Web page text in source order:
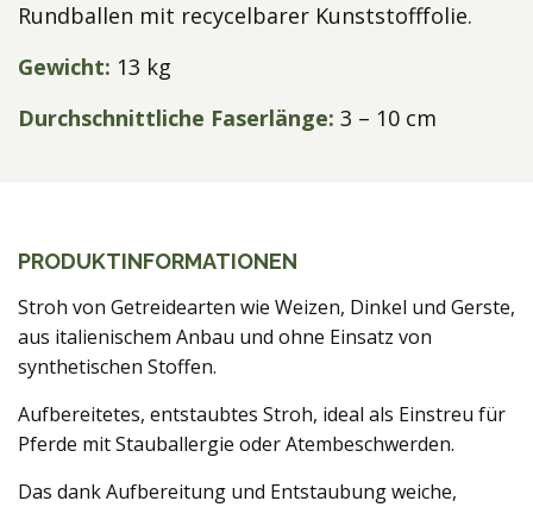
Rundballen mit recycelbarer Kunststofffolie.
Gewicht: 13 kg
Durchschnittliche Faserlänge: 3 – 10 cm
PRODUKTINFORMATIONEN
Stroh von Getreidearten wie Weizen, Dinkel und Gerste,
aus italienischem Anbau und ohne Einsatz von
synthetischen Stoffen.
Aufbereitetes, entstaubtes Stroh, ideal als Einstreu für
Pferde mit Stauballergie oder Atembeschwerden.
Das dank Aufbereitung und Entstaubung weiche,